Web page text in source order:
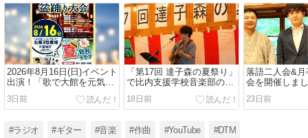
2026年8月16日(日)イベント
出演！「歌で大館を元気
に！いとくの夏 野外ライ
ブ」
3日前
「第17回 達子森の夏祭り」
で比内支援学校音楽部のみ
なさんとコラボしました！
18日前
落語二人会&
会を開催しま
23日前
#ラジオ #ギター #音楽 #作曲 #YouTube #DTM